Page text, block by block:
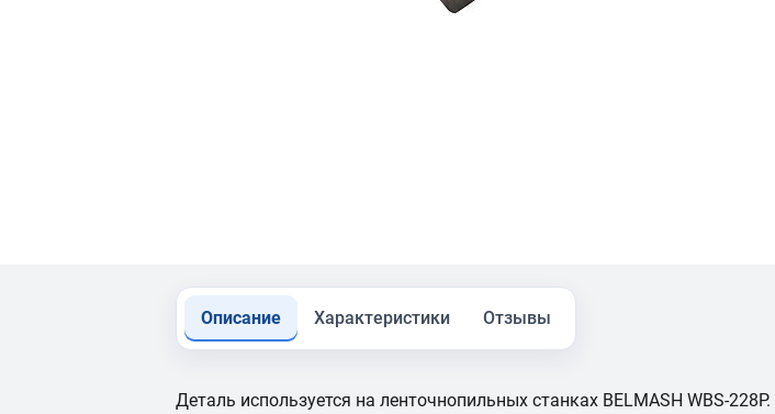
Описание Характеристики Отзывы
Деталь используется на ленточнопильных станках BELMASH WBS-228P.